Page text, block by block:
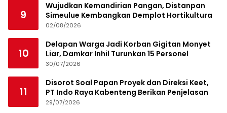
9
Wujudkan Kemandirian Pangan, Distanpan
Simeulue Kembangkan Demplot Hortikultura
02/08/2026
10
Delapan Warga Jadi Korban Gigitan Monyet
Liar, Damkar Inhil Turunkan 15 Personel
30/07/2026
11
Disorot Soal Papan Proyek dan Direksi Keet,
PT Indo Raya Kabenteng Berikan Penjelasan
29/07/2026